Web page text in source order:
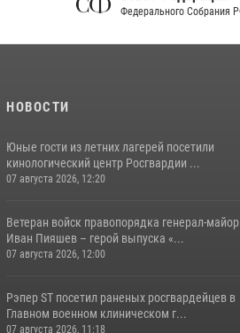
Федерального Собрания РФ
НОВОСТИ
Юные гости из летних лагерей посетили
кинологический центр Росгвардии ...
07 августа 2026, 12:20
Ветеран войск правопорядка генерал-майор
Иван Пияшев – герой выпуска «...
07 августа 2026, 12:00
Рэпер ST посетил раненых росгвардейцев в
Главном военном клиническом г...
07 августа 2026, 11:18